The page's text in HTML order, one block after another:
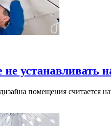
устанавливать
помещения считается